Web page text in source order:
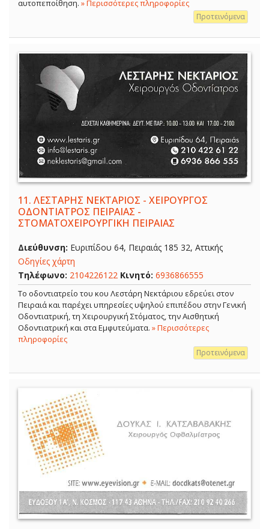
αυτοπεποίθηση. » Περισσότερες πληροφορίες
Προτεινόμενα
11. ΛΕΣΤΑΡΗΣ ΝΕΚΤΑΡΙΟΣ - ΧΕΙΡΟΥΡΓΟΣ
ΟΔΟΝΤΙΑΤΡΟΣ ΠΕΙΡΑΙΑΣ -
ΣΤΟΜΑΤΟΧΕΙΡΟΥΡΓΙΚΗ ΠΕΙΡΑΙΑΣ
Διεύθυνση: Ευριπίδου 64, Πειραιάς 185 32, Αττικής
Οδηγίες χάρτη
Τηλέφωνο: 2104226122 Κινητό: 6936866555
Το οδοντιατρείο του κου Λεστάρη Νεκτάριου εδρεύει στον
Πειραιά και παρέχει υπηρεσίες υψηλού επιπέδου στην Γενική
Οδοντιατρική, τη Χειρουργική Στόματος, την Αισθητική
Οδοντιατρική και στα Εμφυτεύματα. » Περισσότερες
πληροφορίες
Προτεινόμενα